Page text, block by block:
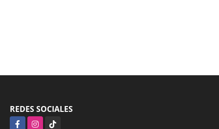
REDES SOCIALES
FacebookInstagramTikTok